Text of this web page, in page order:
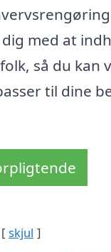
med at
så du kan
til dine
skjul